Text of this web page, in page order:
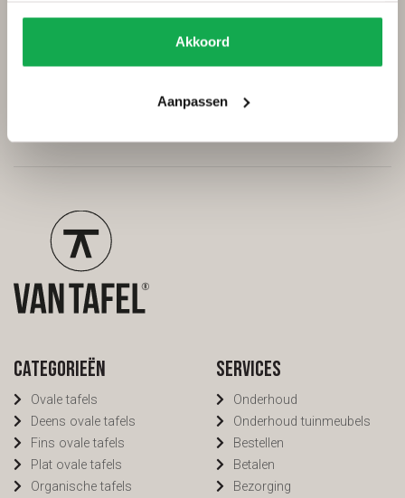
Akkoord
Aanpassen
9.7 / 10
Categorieën
Ovale tafels
Deens ovale tafels
Fins ovale tafels
Plat ovale tafels
Organische tafels
Services
Onderhoud
Onderhoud tuinmeubels
Bestellen
Betalen
Bezorging